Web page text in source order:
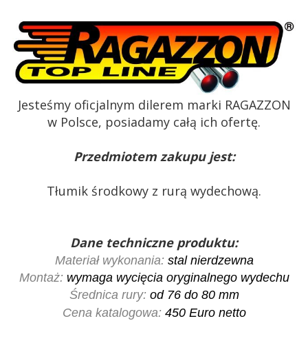
Jesteśmy oficjalnym dilerem marki RAGAZZON
w Polsce, posiadamy całą ich ofertę.
Przedmiotem zakupu jest:
Tłumik środkowy z rurą wydechową.
Dane techniczne produktu:
Materiał wykonania: stal nierdzewna
Montaż:wymaga wycięcia oryginalnego wydechu
Średnica rury:od 76 do 80 mm
Cena katalogowa: 450 Euro netto